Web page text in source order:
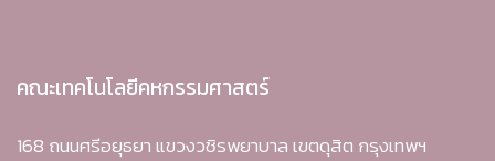
คณะเทคโนโลยีคหกรรมศาสตร์
168 ถนนศรีอยุธยา แขวงวชิรพยาบาล เขตดุสิต กรุงเทพฯ